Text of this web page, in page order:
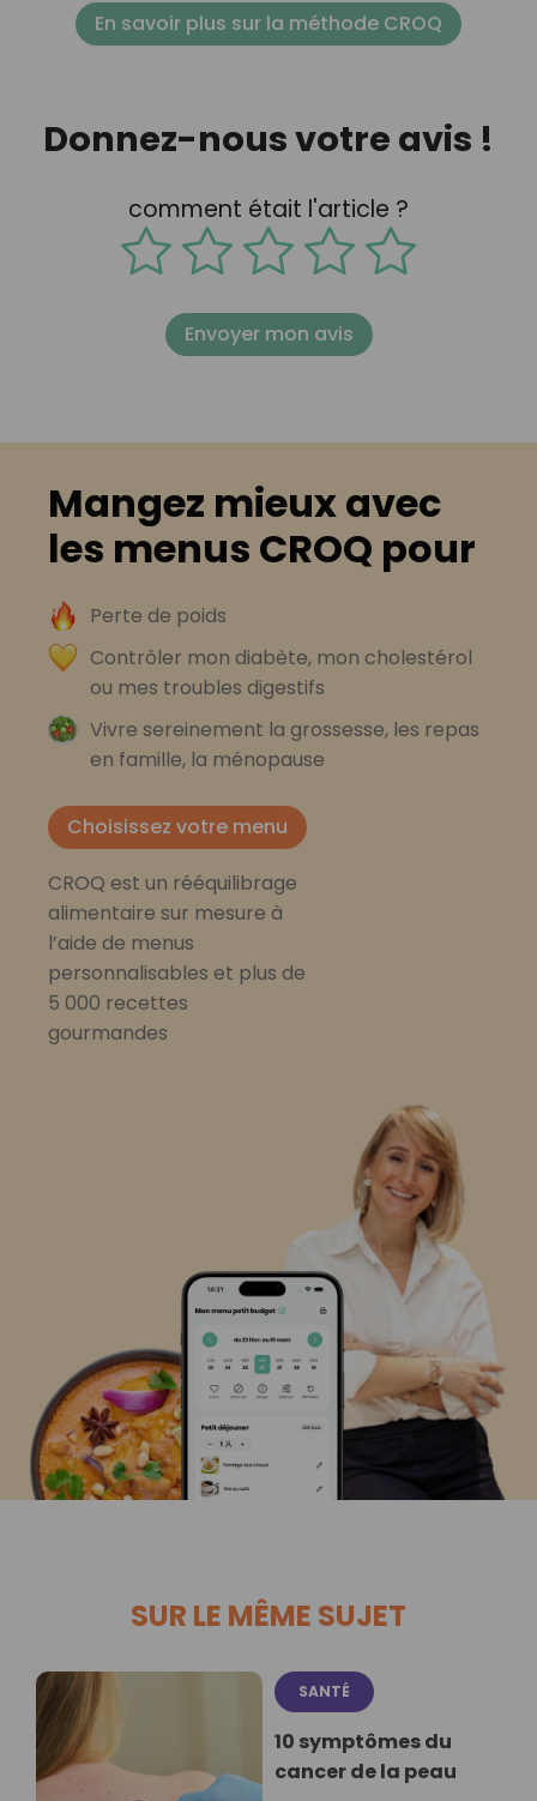
En savoir plus sur la méthode CROQ
Donnez-nous votre avis !
comment était l'article ?
Envoyer mon avis
Mangez mieux avec
les menus CROQ pour
Perte de poids
Contrôler mon diabète, mon cholestérol
ou mes troubles digestifs
Vivre sereinement la grossesse, les repas
en famille, la ménopause
Choisissez votre menu
CROQ est un rééquilibrage
alimentaire sur mesure à
l’aide de menus
personnalisables et plus de
5 000 recettes
gourmandes
SUR LE MÊME SUJET
SANTÉ
10 symptômes du
cancer de la peau